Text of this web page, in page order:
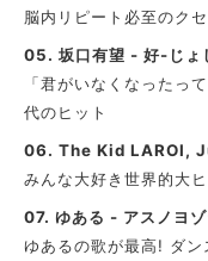
脳内リピート必至のク
05. 坂口有望 - 好-じょ
「君がいなくなったっ
代のヒット
06. The Kid LAROI,
みんな大好き世界的大
07. ゆある - アスノヨ
ゆあるの歌が最高! ダ